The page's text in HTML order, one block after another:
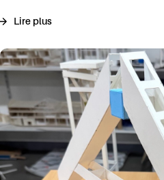
Lire plus